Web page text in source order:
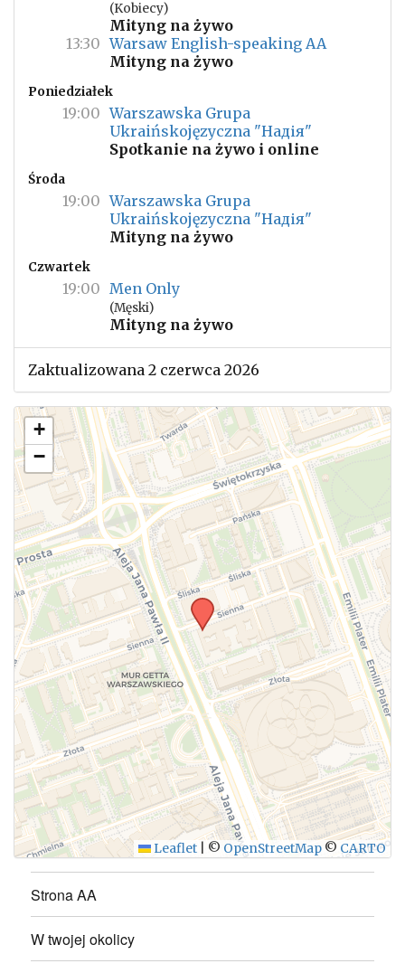
(Kobiecy)
Mityng na żywo
13:30 Warsaw English-speaking AA
Mityng na żywo
Poniedziałek
19:00 Warszawska Grupa
Ukraińskojęzyczna "Надія"
Spotkanie na żywo i online
Środa
19:00 Warszawska Grupa
Ukraińskojęzyczna "Надія"
Mityng na żywo
Czwartek
19:00 Men Only
(Męski)
Mityng na żywo
Zaktualizowana 2 czerwca 2026
+
−
Leaflet © OpenStreetMap © CARTO
Strona AA
W twojej okolicy